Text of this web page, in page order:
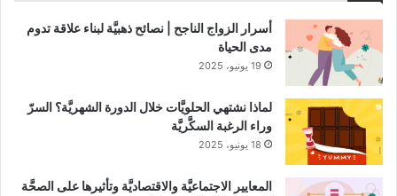
أسرار الزواج الناجح | نصائح ذهبيَّة لبناء علاقة تدوم
مدى الحياة
19 يونيو، 2025
لماذا نشتهي الحلويَّات خلال الدورة الشهريَّة؟ السرّ
وراء الرغبة السكَّريَّة
18 يونيو، 2025
المعايير الاجتماعيَّة والاقتصاديَّة وتأثيرها على الصحَّة